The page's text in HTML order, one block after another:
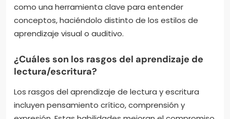
como una herramienta clave para entender
conceptos, haciéndolo distinto de los estilos de
aprendizaje visual o auditivo.
¿Cuáles son los rasgos del aprendizaje de
lectura/escritura?
Los rasgos del aprendizaje de lectura y escritura
incluyen pensamiento crítico, comprensión y